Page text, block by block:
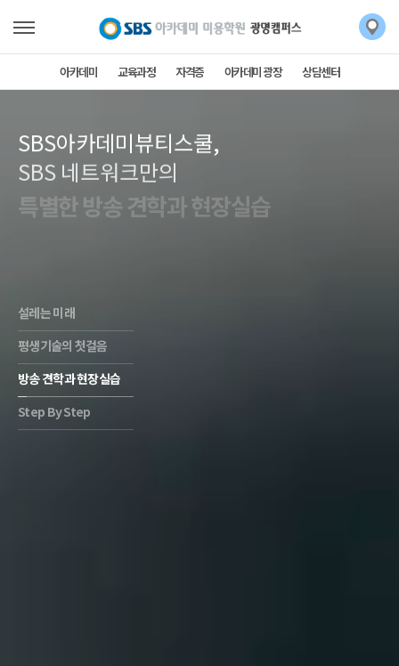
아카데미 교육과정 자격증 아카데미 광장 상담센터
평생기술의 첫걸음
SBS아카데미뷰티스쿨,
SBS 네트워크만의
특별한 방송 견학과 현장실습
설레는 미래
평생기술의 첫걸음
방송 견학과 현장실습
Step By Step